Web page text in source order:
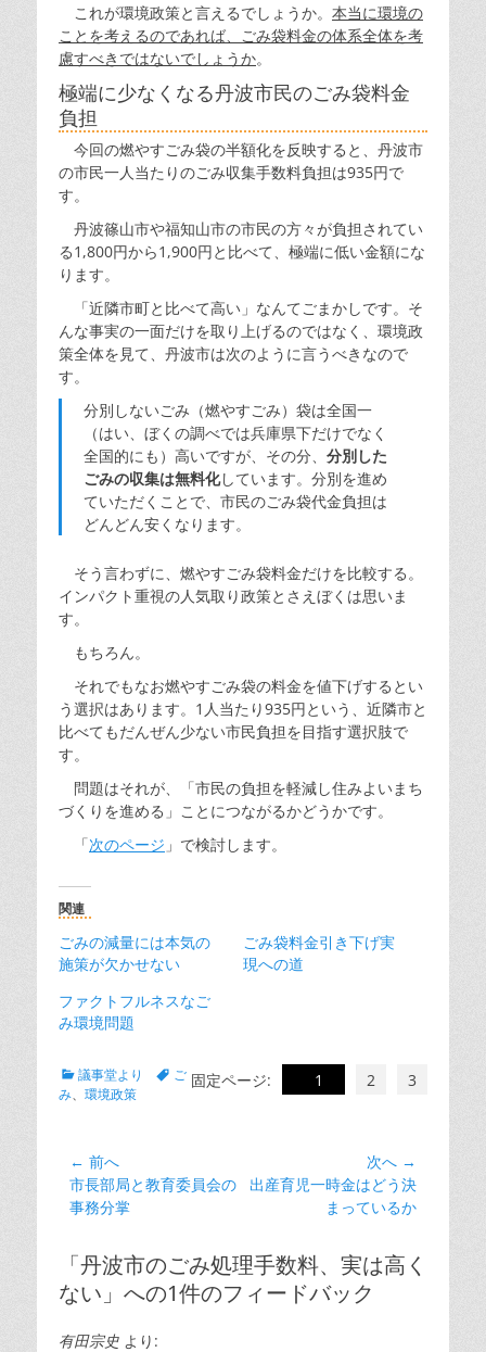
これが環境政策と言えるでしょうか。 本当に環境の
ことを考えるのであれば、ごみ袋料金の体系全体を考
慮すべきではないでしょうか。
極端に少なくなる丹波市民のごみ袋料金
負担
今回の燃やすごみ袋の半額化を反映すると、丹波市
の市民一人当たりのごみ収集手数料負担は935円で
す。
丹波篠山市や福知山市の市民の方々が負担されてい
る1,800円から1,900円と比べて、極端に低い金額にな
ります。
「近隣市町と比べて高い」なんてごまかしです。そ
んな事実の一面だけを取り上げるのではなく、環境政
策全体を見て、丹波市は次のように言うべきなので
す。
分別しないごみ（燃やすごみ）袋は全国一
（はい、ぼくの調べでは兵庫県下だけでなく
全国的にも）高いですが、その分、 分別した
ごみの収集は無料化しています。分別を進め
ていただくことで、市民のごみ袋代金負担は
どんどん安くなります。
そう言わずに、燃やすごみ袋料金だけを比較する。
インパクト重視の人気取り政策とさえぼくは思いま
す。
もちろん。
それでもなお燃やすごみ袋の料金を値下げするとい
う選択はあります。1人当たり935円という、近隣市と
比べてもだんぜん少ない市民負担を目指す選択肢で
す。
問題はそれが、「市民の負担を軽減し住みよいまち
づくりを進める」ことにつながるかどうかです。
「次のページ 」で検討します。
関連
ごみの減量には本気の
施策が欠かせない
ごみ袋料金引き下げ実
現への道
ファクトフルネスなご
み環境問題
固定ページ: 1 2 3
カ
テ
議事堂より
タ ご
み、 環境政策
投
稿
ナ
ビ
ゲ
ー
シ
← 前へ
前
の
稿:
市長部局と教育委員会の
事務分掌
次へ →
次
稿:
出産育児一時金はどう決
まっているか
「丹波市のごみ処理手数料、実は高く
ない」への1件のフィードバック
有田宗史 より: